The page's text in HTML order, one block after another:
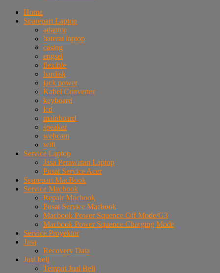
Home
Sparepart Laptop
adaptor
baterai laptop
casing
engsel
flexible
hardisk
jack power
Kabel Converter
keyboard
lcd
mainboard
speaker
webcam
wifi
Service Laptop
Jasa Perawatan Laptop
Pusat Service Acer
Sparepart MacBook
Service Macbook
Repair Macbook
Pusat Service Macbook
Macbook Power Squence Off Mode/G3
Macbook Power Squence Charging Mode
Service Proyektor
Jasa
Recovery Data
Jual beli
Tempat Jual Beli